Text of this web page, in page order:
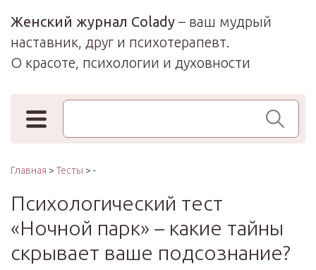
Женский журнал Colady – ваш мудрый
наставник, друг и психотерапевт.
О красоте, психологии и духовности
Поиск по сайту
Главная > Тесты > -
Психологический тест
«Ночной парк» – какие тайны
скрывает ваше подсознание?